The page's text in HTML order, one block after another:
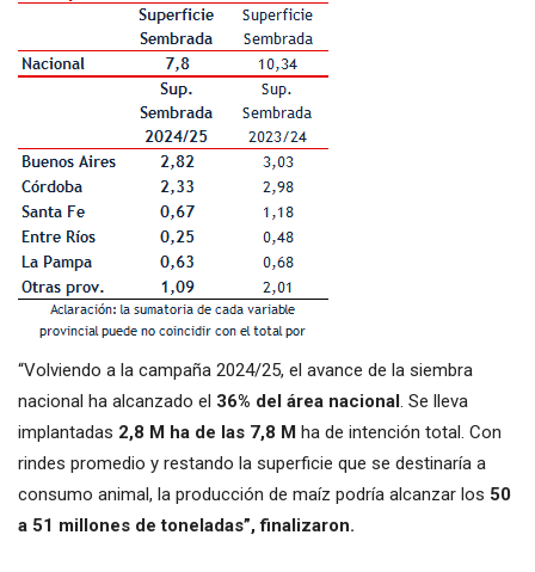
“Volviendo a la campaña 2024/25, el avance de la siembra
nacional ha alcanzado el 36% del área nacional . Se lleva
implantadas 2,8 M ha de las 7,8 M ha de intención total. Con
rindes promedio y restando la superficie que se destinaría a
consumo animal, la producción de maíz podría alcanzar los 50
a 51 millones de toneladas”, finalizaron.